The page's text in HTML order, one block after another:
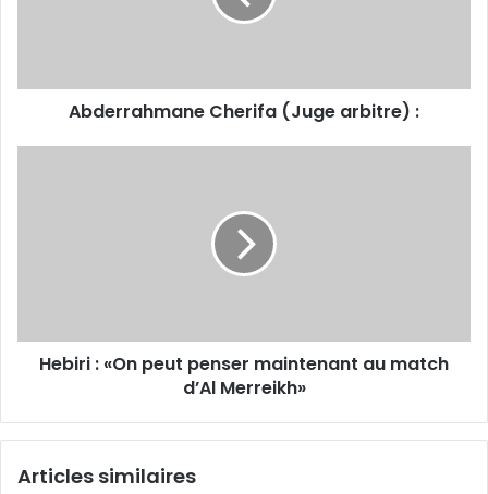
Abderrahmane Cherifa (Juge arbitre) :
Merreikh»
Hebiri : «On peut penser maintenant au match
d’Al Merreikh»
Articles similaires